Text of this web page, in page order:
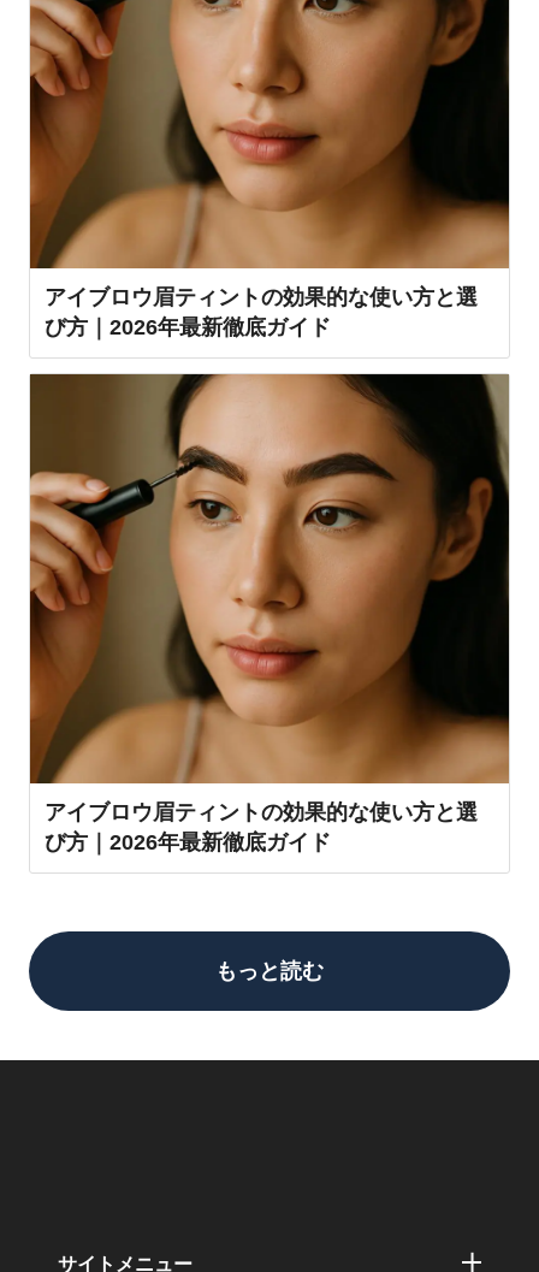
アイブロウ眉ティントの効果的な使い方と選
び方｜2026年最新徹底ガイド
アイブロウ眉ティントの効果的な使い方と選
び方｜2026年最新徹底ガイド
もっと読む
サイトメニュー